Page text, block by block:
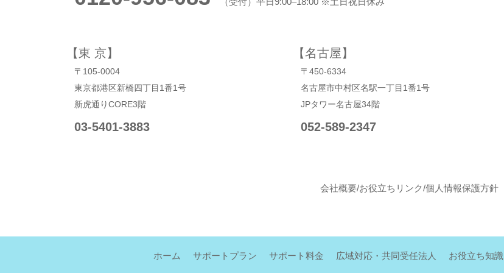
【東 京】
〒105-0004
東京都港区新橋四丁目1番1号
新虎通りCORE3階
03-5401-3883
【名古屋】
〒450-6334
名古屋市中村区名駅一丁目1番1号
JPタワー名古屋34階
052-589-2347
会社概要/お役立ちリンク/個人情報保護方針
ホーム サポートプラン サポート料金 広域対応・共同受任法人 お役立ち知識